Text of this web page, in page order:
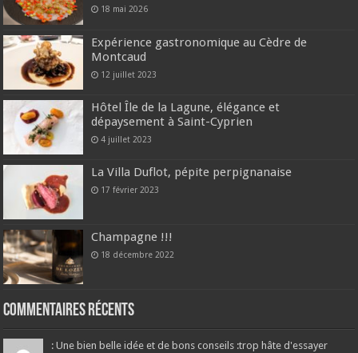
18 mai 2026
Expérience gastronomique au Cèdre de
Montcaud
12 juillet 2023
Hôtel Île de la Lagune, élégance et
dépaysement à Saint-Cyprien
4 juillet 2023
La Villa Duflot, pépite perpignanaise
17 février 2023
Champagne !!!
18 décembre 2022
Commentaires récents
: Une bien belle idée et de bons conseils :trop hâte d'essayer